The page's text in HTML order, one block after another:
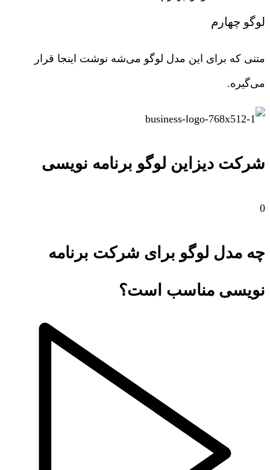
لوگو چهارم
متنی که برای این مدل لوگو می‌شه نوشت اینجا قرار
می‌گیره.
شرکت دیزاین لوگو برنامه نویسی
0
چه مدل لوگو برای شرکت برنامه
نویسی مناسب است؟